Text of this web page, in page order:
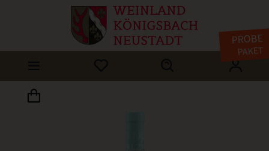
PROBE
PAKET